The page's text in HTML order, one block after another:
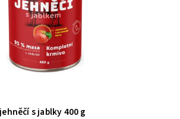
s jablky 400 g